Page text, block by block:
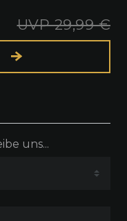
UVP 29,99 €
uns...